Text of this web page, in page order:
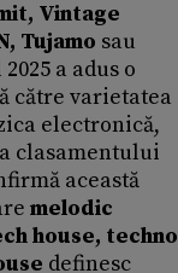
Vintage
Tujamo sau
a adus o
către varietatea
electronică,
clasamentului
această
melodic
house, techno
definesc